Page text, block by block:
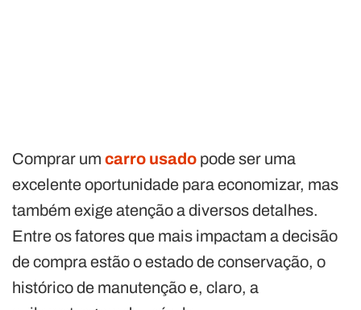
Comprar um carro usado pode ser uma
excelente oportunidade para economizar, mas
também exige atenção a diversos detalhes.
Entre os fatores que mais impactam a decisão
de compra estão o estado de conservação, o
histórico de manutenção e, claro, a